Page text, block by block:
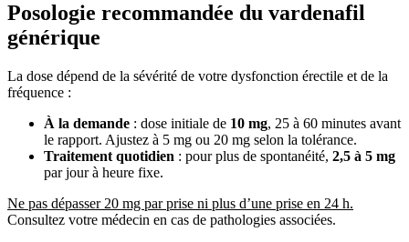
Posologie recommandée du vardenafil
générique
La dose dépend de la sévérité de votre dysfonction érectile et de la
fréquence :
À la demande : dose initiale de 10 mg, 25 à 60 minutes avant
le rapport. Ajustez à 5 mg ou 20 mg selon la tolérance.
Traitement quotidien : pour plus de spontanéité, 2,5 à 5 mg
par jour à heure fixe.
Ne pas dépasser 20 mg par prise ni plus d’une prise en 24 h.
Consultez votre médecin en cas de pathologies associées.